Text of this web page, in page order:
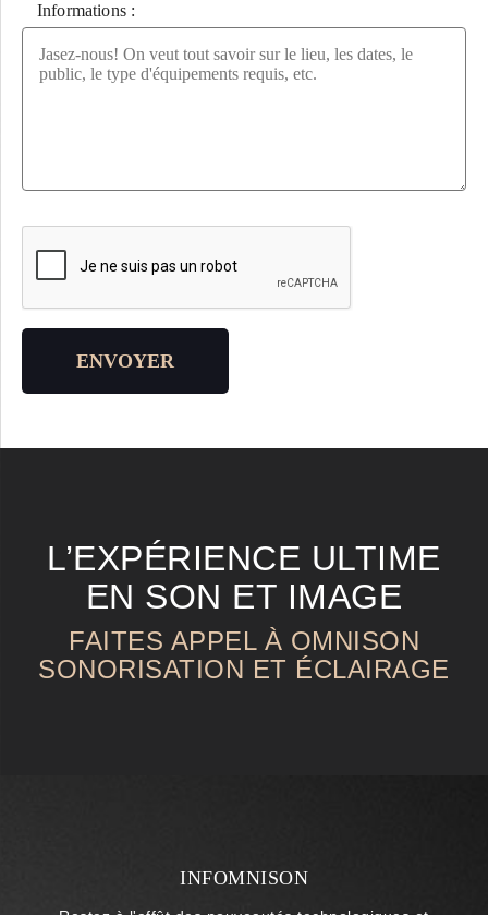
Informations :
ENVOYER
L’EXPÉRIENCE ULTIME
EN SON ET IMAGE
FAITES APPEL À OMNISON
SONORISATION ET ÉCLAIRAGE
INFOMNISON